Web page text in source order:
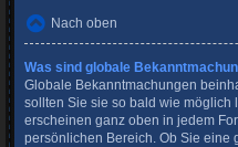
Nach oben
Was sind globale
Globale Bekanntmachungen
sollten Sie sie so bald wie möglich
erscheinen ganz oben in jedem
persönlichen Bereich. Ob Sie eine